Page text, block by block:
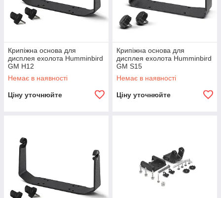
Крипіжна основа для
дисплея ехолота Humminbird
GM H12
Немає в наявності
Ціну уточнюйте
Крипіжна основа для
дисплея ехолота Humminbird
GM S15
Немає в наявності
Ціну уточнюйте